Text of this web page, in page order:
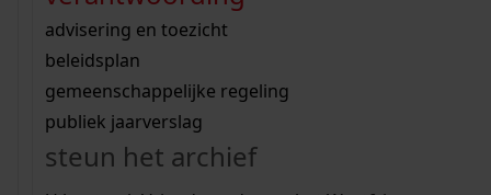
bouwvergunningen
omgevingsvergunningen
vergunningen
beeld en geluid
uitleg nodig?
Wij helpen u op weg met een aantal zoektips.
bekijk alle zoektips
Wij helpen u op weg met een aantal zoektips.
bekijk alle zoektips
bekijk ons geschiedenislokaal
advisering en toezicht
beleidsplan
gemeenschappelijke regeling
publiek jaarverslag
steun het archief
zoektips
Mijn Studiezaal (inloggen)